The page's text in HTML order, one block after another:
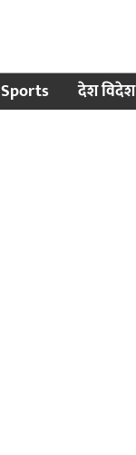
Sports देश विदेश